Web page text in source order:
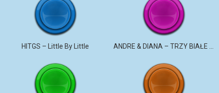
HITGS – Little By Little